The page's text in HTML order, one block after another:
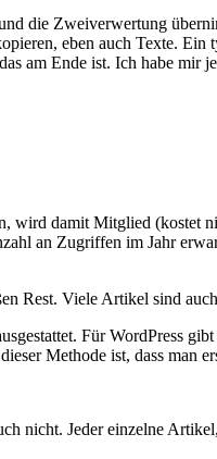
die Zweiverwertung
eben auch Texte.
am Ende ist. Ich habe mir
wird damit Mitglied
an Zugriffen im Jahr
Rest. Viele Artikel sind
Für WordPress
Methode ist, dass man
nicht. Jeder einzelne